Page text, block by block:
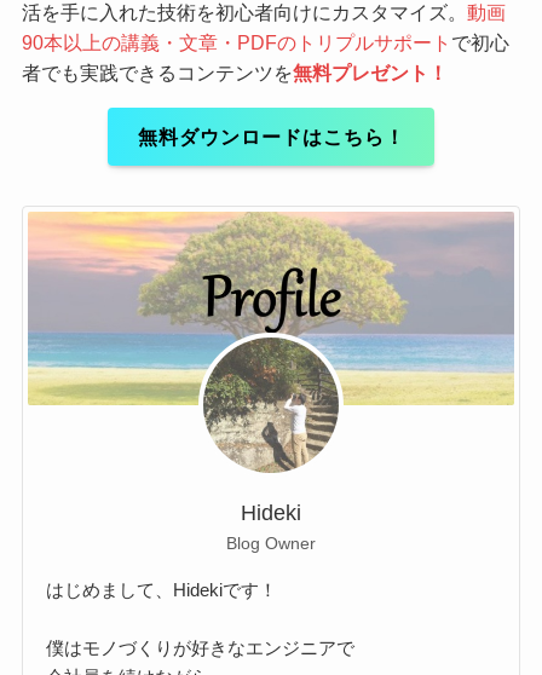
活を手に入れた技術を初心者向けにカスタマイズ。 動画
90本以上の講義・文章・PDFのトリプルサポート で初心
者でも実践できるコンテンツを無料プレゼント！
無料ダウンロードはこちら！
Hideki
Blog Owner
はじめまして、Hidekiです！
僕はモノづくりが好きなエンジニアで